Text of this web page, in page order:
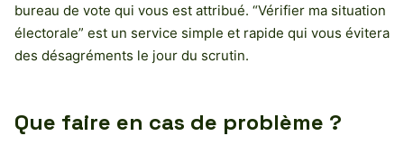
bureau de vote qui vous est attribué. “Vérifier ma situation
électorale” est un service simple et rapide qui vous évitera
des désagréments le jour du scrutin.
Que faire en cas de problème ?